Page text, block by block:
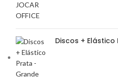
Discos +